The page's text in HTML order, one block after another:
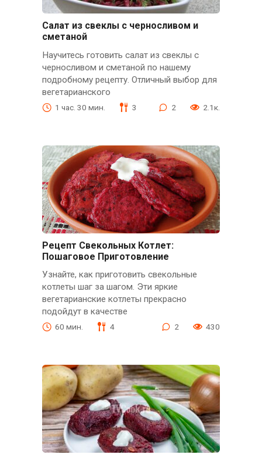
Салат из свеклы с черносливом и
сметаной
Научитесь готовить салат из свеклы с
черносливом и сметаной по нашему
подробному рецепту. Отличный выбор для
вегетарианского
1 час. 30 мин. 3 2 2.1к.
Рецепт Свекольных Котлет:
Пошаговое Приготовление
Узнайте, как приготовить свекольные
котлеты шаг за шагом. Эти яркие
вегетарианские котлеты прекрасно
подойдут в качестве
60 мин. 4 2 430